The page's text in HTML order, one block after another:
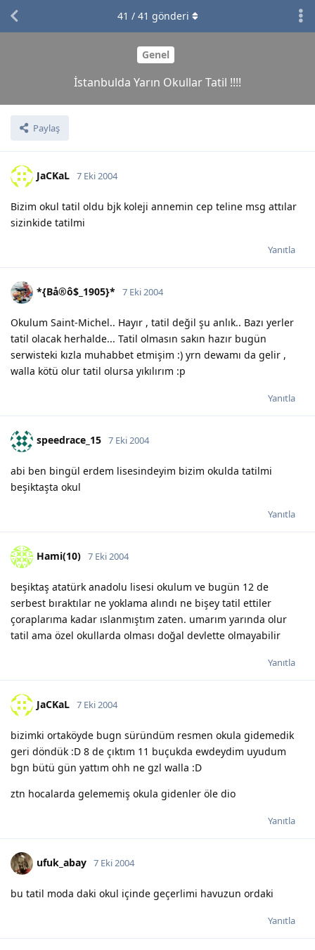
Genel
İstanbulda Yarın Okullar Tatil !!!!
Paylaş
41 / 41 gönderi
JaCKaL 7 Eki 2004
Bizim okul tatil oldu bjk koleji annemin cep teline msg attılar
sizinkide tatilmi
Yanıtla
*{Bå®ô$_1905}* 7 Eki 2004
Okulum Saint-Michel.. Hayır , tatil değil şu anlık.. Bazı yerler
tatil olacak herhalde... Tatil olmasın sakın hazır bugün
serwisteki kızla muhabbet etmişim :) yrn dewamı da gelir ,
walla kötü olur tatil olursa yıkılırım :p
Yanıtla
speedrace_15 7 Eki 2004
abi ben bingül erdem lisesindeyim bizim okulda tatilmi
beşiktaşta okul
Yanıtla
Hami(10) 7 Eki 2004
beşiktaş atatürk anadolu lisesi okulum ve bugün 12 de
serbest bıraktılar ne yoklama alındı ne bişey tatil ettiler
çoraplarıma kadar ıslanmıştım zaten. umarım yarında olur
tatil ama özel okullarda olması doğal devlette olmayabilir
Yanıtla
JaCKaL 7 Eki 2004
bizimki ortaköyde bugn süründüm resmen okula gidemedik
geri döndük :D 8 de çıktım 11 buçukda ewdeydim uyudum
bgn bütü gün yattım ohh ne gzl walla :D
ztn hocalarda gelememiş okula gidenler öle dio
Yanıtla
ufuk_abay 7 Eki 2004
bu tatil moda daki okul içinde geçerlimi havuzun ordaki
Yanıtla